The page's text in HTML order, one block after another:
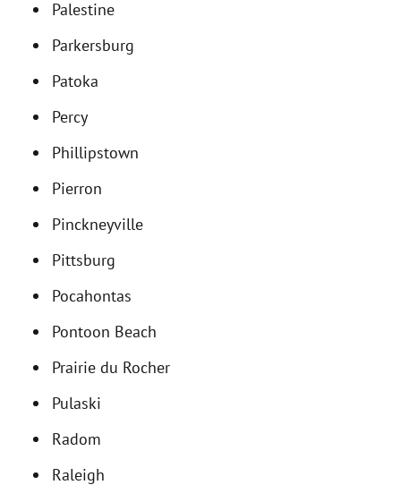
Palestine
Parkersburg
Patoka
Percy
Phillipstown
Pierron
Pinckneyville
Pittsburg
Pocahontas
Pontoon Beach
Prairie du Rocher
Pulaski
Radom
Raleigh